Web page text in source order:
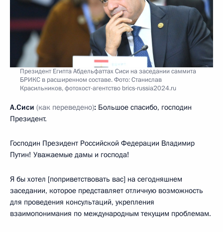
Президент Египта Абдельфаттах Сиси на заседании саммита
БРИКС в расширенном составе. Фото: Станислав
Красильников, фотохост-агентство brics-russia2024.ru
А.Сиси (как переведено): Большое спасибо, господин
Президент.
Господин Президент Российской Федерации Владимир
Путин! Уважаемые дамы и господа!
Я бы хотел [поприветствовать вас] на сегодняшнем
заседании, которое представляет отличную возможность
для проведения консультаций, укрепления
взаимопонимания по международным текущим проблемам.